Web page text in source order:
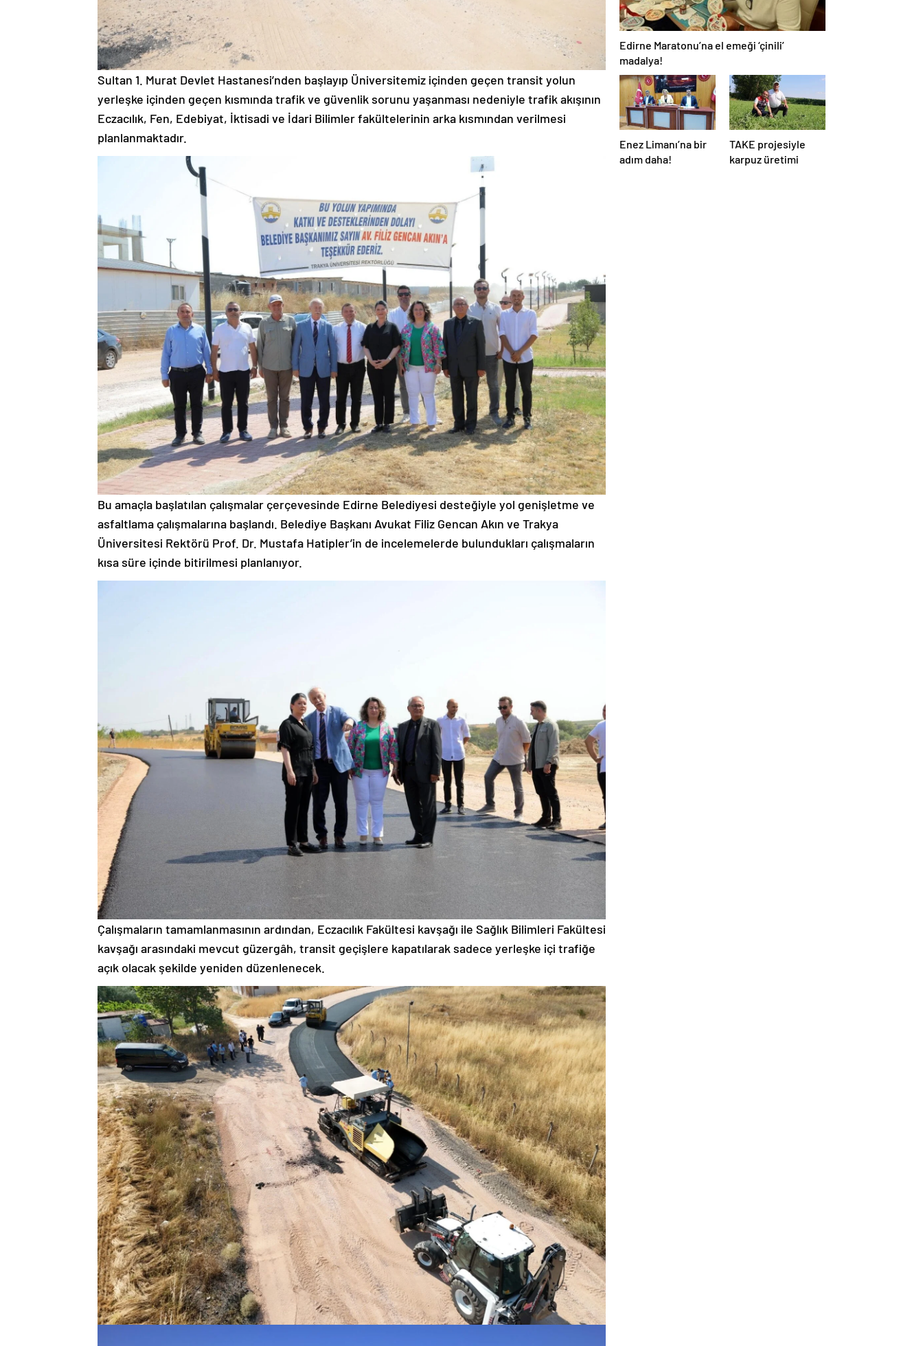
Sultan 1. Murat Devlet Hastanesi’nden başlayıp Üniversitemiz içinden geçen transit yolun
yerleşke içinden geçen kısmında trafik ve güvenlik sorunu yaşanması nedeniyle trafik akışının
Eczacılık, Fen, Edebiyat, İktisadi ve İdari Bilimler fakültelerinin arka kısmından verilmesi
planlanmaktadır.
Bu amaçla başlatılan çalışmalar çerçevesinde Edirne Belediyesi desteğiyle yol genişletme ve
asfaltlama çalışmalarına başlandı. Belediye Başkanı Avukat Filiz Gencan Akın ve Trakya
Üniversitesi Rektörü Prof. Dr. Mustafa Hatipler’in de incelemelerde bulundukları çalışmaların
kısa süre içinde bitirilmesi planlanıyor.
Çalışmaların tamamlanmasının ardından, Eczacılık Fakültesi kavşağı ile Sağlık Bilimleri Fakültesi
kavşağı arasındaki mevcut güzergâh, transit geçişlere kapatılarak sadece yerleşke içi trafiğe
açık olacak şekilde yeniden düzenlenecek.
Edirne Maratonu’na el emeği ‘çinili’
madalya!
Enez Limanı’na bir
adım daha!
TAKE projesiyle
karpuz üretimi